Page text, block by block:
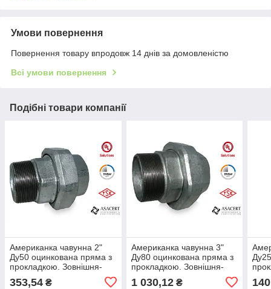
Умови повернення
Повернення товару впродовж 14 днів за домовленістю
Всі умови повернення
Подібні товари компанії
Американка чавунна 2"
Ду50 оцинкована пряма з
прокладкою. Зовнішня-
353,54 ₴
Американка чавунна 3"
Ду80 оцинкована пряма з
прокладкою. Зовнішня-
1 030,12₴